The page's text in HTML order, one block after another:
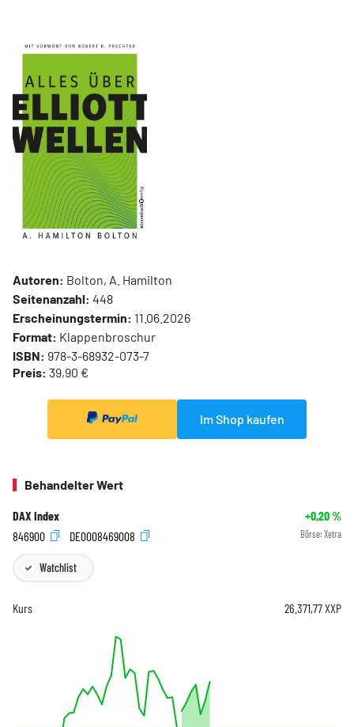
Autoren: Bolton, A. Hamilton
Seitenanzahl: 448
Erscheinungstermin: 11.06.2026
Format: Klappenbroschur
ISBN: 978-3-68932-073-7
Preis: 39,90 €
Im Shop kaufen
Behandelter Wert
DAX Index +0,20%
846900
DE0008469008 Börse: Xetra
Watchlist
Kurs 26.371,77XXP